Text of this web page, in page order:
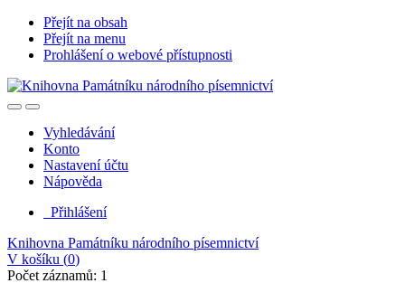
Přejít na obsah
Přejít na menu
Prohlášení o webové přístupnosti
Vyhledávání
Konto
Nastavení účtu
Nápověda
Přihlášení
Knihovna Památníku národního písemnictví
V košíku (0)
Počet záznamů: 1